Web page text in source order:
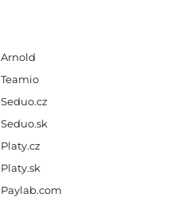
Arnold
Teamio
Seduo.cz
Seduo.sk
Platy.cz
Platy.sk
Paylab.com